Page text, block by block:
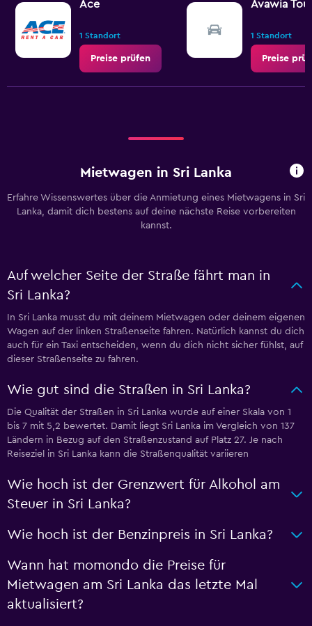
Ace
1 Standort
Preise prüfen
Avawia
1 Standort
Preise
Mietwagen in Sri Lanka
Erfahre Wissenswertes über die Anmietung eines Mietwagens in Sri
Lanka, damit dich bestens auf deine nächste Reise vorbereiten
kannst.
Auf welcher Seite der Straße fährt man in
Sri Lanka?
In Sri Lanka musst du mit deinem Mietwagen oder deinem eigenen
Wagen auf der linken Straßenseite fahren. Natürlich kannst du dich
auch für ein Taxi entscheiden, wenn du dich nicht sicher fühlst, auf
dieser Straßenseite zu fahren.
Wie gut sind die Straßen in Sri Lanka?
Die Qualität der Straßen in Sri Lanka wurde auf einer Skala von 1
bis 7 mit 5,2 bewertet. Damit liegt Sri Lanka im Vergleich von 137
Ländern in Bezug auf den Straßenzustand auf Platz 27. Je nach
Reiseziel in Sri Lanka kann die Straßenqualität variieren
Wie hoch ist der Grenzwert für Alkohol am
Steuer in Sri Lanka?
Wie hoch ist der Benzinpreis in Sri Lanka?
Wann hat momondo die Preise für
Mietwagen am Sri Lanka das letzte Mal
aktualisiert?